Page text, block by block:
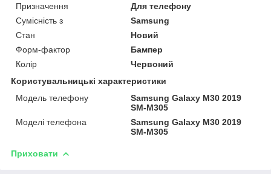
Призначення
Для телефону
Сумісність з
Samsung
Стан
Новий
Форм-фактор
Бампер
Колір
Червоний
Користувальницькі характеристики
Модель телефону
Samsung Galaxy M30 2019
SM-M305
Моделі телефона
Samsung Galaxy M30 2019
SM-M305
Приховати